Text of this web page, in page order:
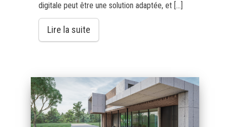
digitale peut être une solution adaptée, et […]
Lire la suite